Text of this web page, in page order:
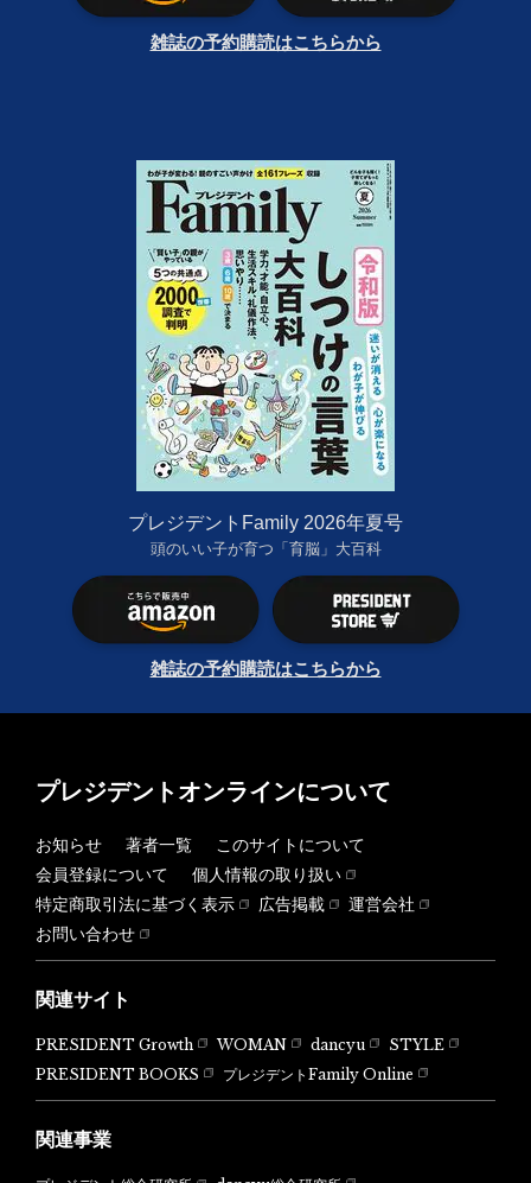
雑誌の予約購読はこちらから
プレジデントFamily 2026年夏号
頭のいい子が育つ「育脳」大百科
雑誌の予約購読はこちらから
プレジデントオンラインについて
お知らせ 著者一覧
このサイトについて
会員登録について
個人情報の取り扱い
特定商取引法に基づく表示
広告掲載
運営会社
お問い合わせ
関連サイト
PRESIDENT Growth WOMAN dancyu
STYLE
PRESIDENT BOOKS
プレジデントFamily Online
関連事業